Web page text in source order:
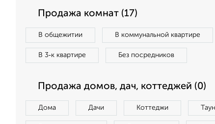
Продажа комнат (17)
В общежитии В коммунальной квартире
В 3‑к квартире Без посредников
Продажа домов, дач, коттеджей (0)
Дома Дачи Коттеджи